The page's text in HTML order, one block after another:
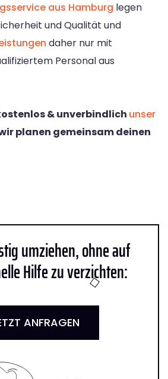
aus Hamburg legen
und Qualität und
daher nur mit
Personal aus
& unverbindlich unser
planen gemeinsam deinen
umziehen, ohne auf
Hilfe zu verzichten:
ANFRAGEN